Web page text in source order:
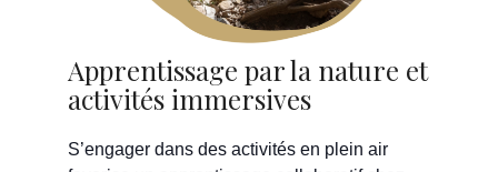
Apprentissage par la nature et
activités immersives
S’engager dans des activités en plein air